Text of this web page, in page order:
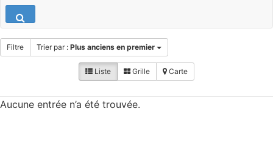
Filtre Trier par : Plus anciens en premier
Liste Grille Carte
Aucune entrée n’a été trouvée.